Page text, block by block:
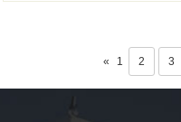
« 1 2 3